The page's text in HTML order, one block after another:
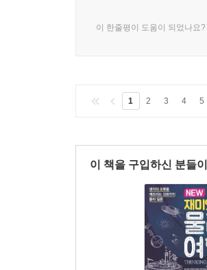
이 한줄평이 도움이 되었나요?
1 2 3 4 5
이 책을 구입하신 분들